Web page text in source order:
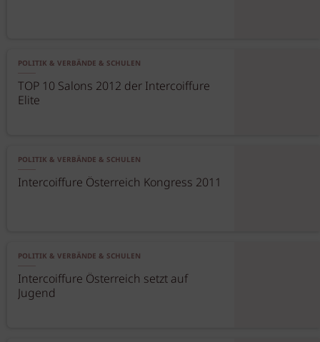
POLITIK & VERBÄNDE & SCHULEN
TOP 10 Salons 2012 der Intercoiffure
Elite
POLITIK & VERBÄNDE & SCHULEN
Intercoiffure Österreich Kongress 2011
POLITIK & VERBÄNDE & SCHULEN
Intercoiffure Österreich setzt auf
Jugend